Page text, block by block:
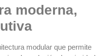
moderna,
modular que permite